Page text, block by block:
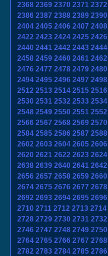
2368 2369 2370 2371 2372
2386 2387 2388 2389 2390
2404 2405 2406 2407 2408
2422 2423 2424 2425 2426
2440 2441 2442 2443 2444
2458 2459 2460 2461 2462
2476 2477 2478 2479 2480
2494 2495 2496 2497 2498
2512 2513 2514 2515 2516
2530 2531 2532 2533 2534
2548 2549 2550 2551 2552
2566 2567 2568 2569 2570
2584 2585 2586 2587 2588
2602 2603 2604 2605 2606
2620 2621 2622 2623 2624
2638 2639 2640 2641 2642
2656 2657 2658 2659 2660
2674 2675 2676 2677 2678
2692 2693 2694 2695 2696
2710 2711 2712 2713 2714
2728 2729 2730 2731 2732
2746 2747 2748 2749 2750
2764 2765 2766 2767 2768
2782 2783 2784 2785 2786